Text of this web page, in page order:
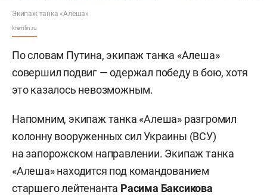
Экипаж танка «Алеша»
kremlin.ru
По словам Путина, экипаж танка «Алеша»
совершил подвиг — одержал победу в бою, хотя
это казалось невозможным.
Напомним, экипаж танка «Алеша» разгромил
колонну вооруженных сил Украины (ВСУ)
на запорожском направлении. Экипаж танка
«Алеша» находится под командованием
старшего лейтенанта Расима Баксикова